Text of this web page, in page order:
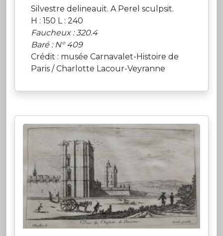
Silvestre delineauit. A Perel sculpsit.
H : 150 L : 240
Faucheux : 320.4
Baré : N° 409
Crédit : musée Carnavalet-Histoire de
Paris / Charlotte Lacour-Veyranne